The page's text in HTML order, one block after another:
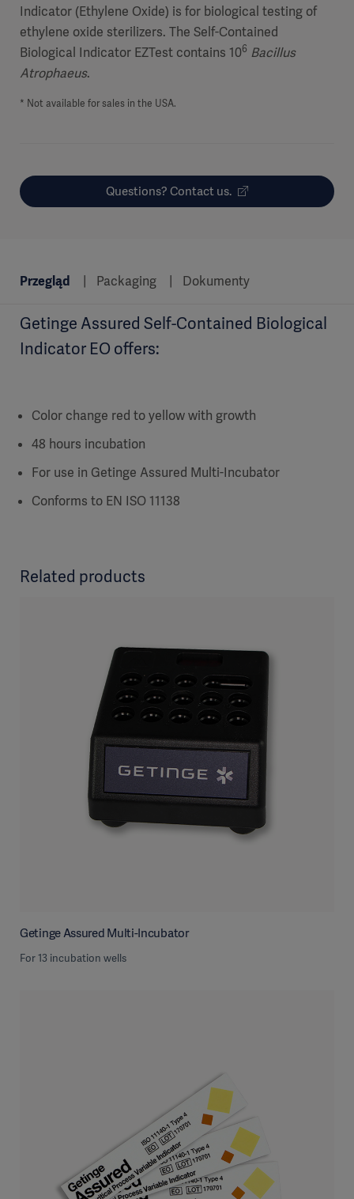
Indicator (Ethylene Oxide) is for biological testing of
ethylene oxide sterilizers. The Self-Contained
Biological Indicator EZTest contains 106 Bacillus
Atrophaeus.
* Not available for sales in the USA.
Questions? Contact us.
Przegląd Packaging Dokumenty
Getinge Assured Self-Contained Biological
Indicator EO offers:
Color change red to yellow with growth
48 hours incubation
For use in Getinge Assured Multi-Incubator
Conforms to EN ISO 11138
Related products
Getinge Assured Multi-Incubator
For 13 incubation wells